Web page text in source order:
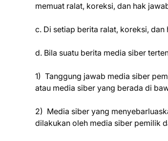
memuat ralat, koreksi, dan hak
c. Di setiap berita ralat, koreksi,
d. Bila suatu berita media siber
1) Tanggung jawab media siber
atau media siber yang berada di
2) Media siber yang
dilakukan oleh media siber pemilik